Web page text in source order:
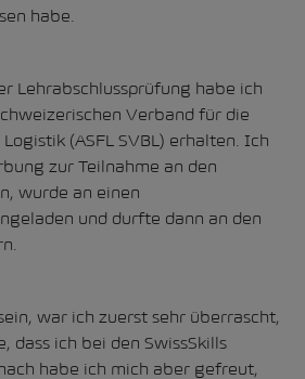
habe.
Lehrabschlussprüfung habe ich
Verband für die
(ASFL SVBL) erhalten. Ich
zur Teilnahme an den
wurde an einen
und durfte dann an den
war ich zuerst sehr überrascht,
dass ich bei den SwissSkills
habe ich mich aber gefreut,